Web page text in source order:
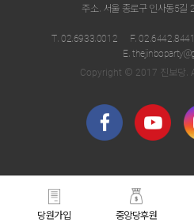
주소. 서울 종로구 인사동5길
T. 02.6933.0012 F. 02.6442.8441
E.
Copyright © 2017 진보당.
당원가입 중앙당후원